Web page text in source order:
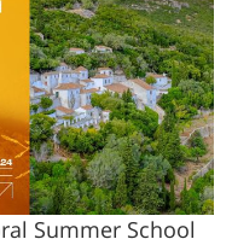
Summer School